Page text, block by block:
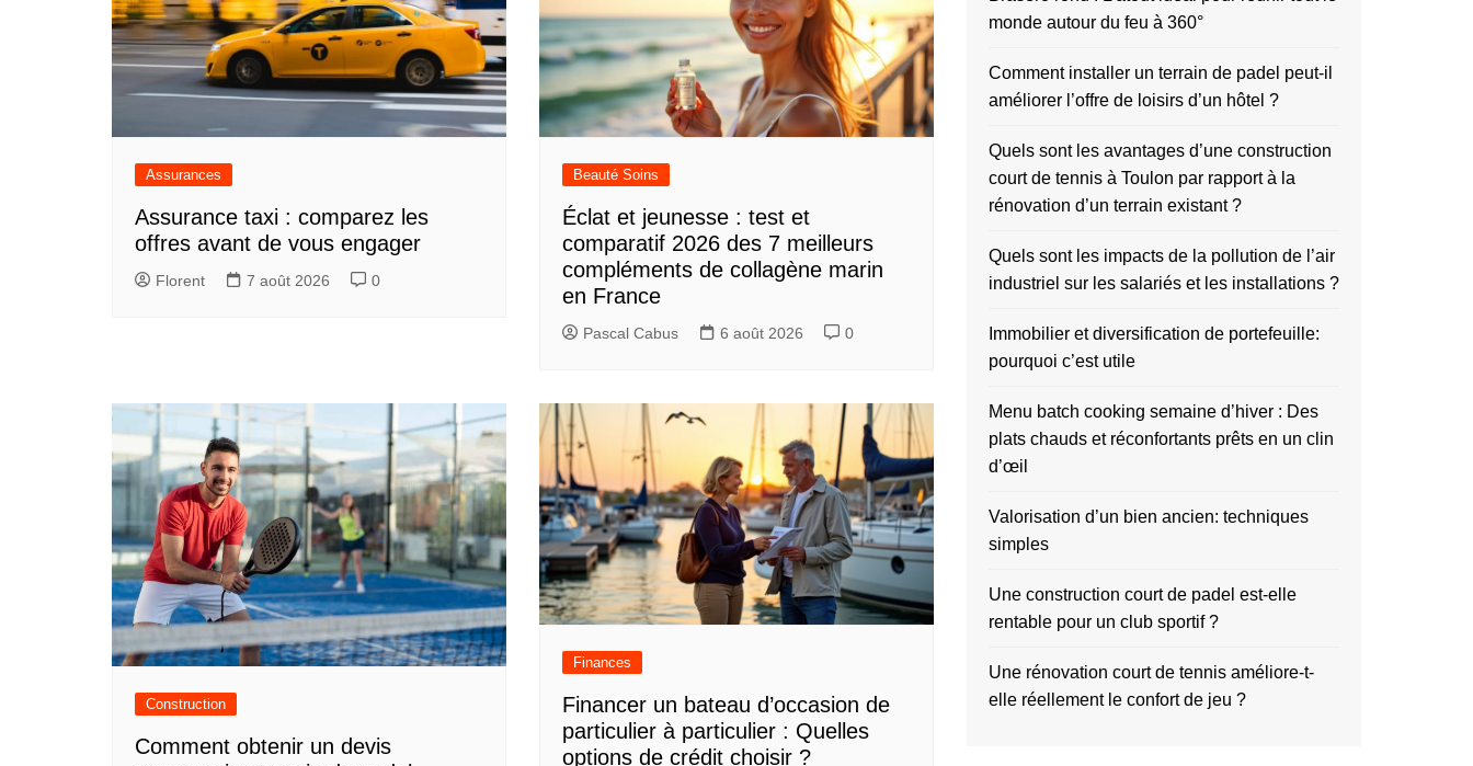
Assurances
Assurance taxi : comparez les
offres avant de vous engager
Florent 7 août 2026 0
Beauté Soins
Éclat et jeunesse : test et
comparatif 2026 des 7 meilleurs
compléments de collagène marin
en France
Pascal Cabus 6 août 2026 0
Construction
Comment obtenir un devis
Finances
Financer un bateau d’occasion de
particulier à particulier : Quelles
options de crédit choisir ?
monde autour du feu à 360°
Comment installer un terrain de padel peut-il
améliorer l’offre de loisirs d’un hôtel ?
Quels sont les avantages d’une construction
court de tennis à Toulon par rapport à la
rénovation d’un terrain existant ?
Quels sont les impacts de la pollution de l’air
industriel sur les salariés et les installations ?
Immobilier et diversification de portefeuille:
pourquoi c’est utile
Menu batch cooking semaine d’hiver : Des
plats chauds et réconfortants prêts en un clin
d’œil
Valorisation d’un bien ancien: techniques
simples
Une construction court de padel est-elle
rentable pour un club sportif ?
Une rénovation court de tennis améliore-t-
elle réellement le confort de jeu ?